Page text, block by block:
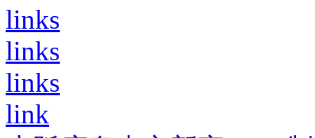
links
links
links
link